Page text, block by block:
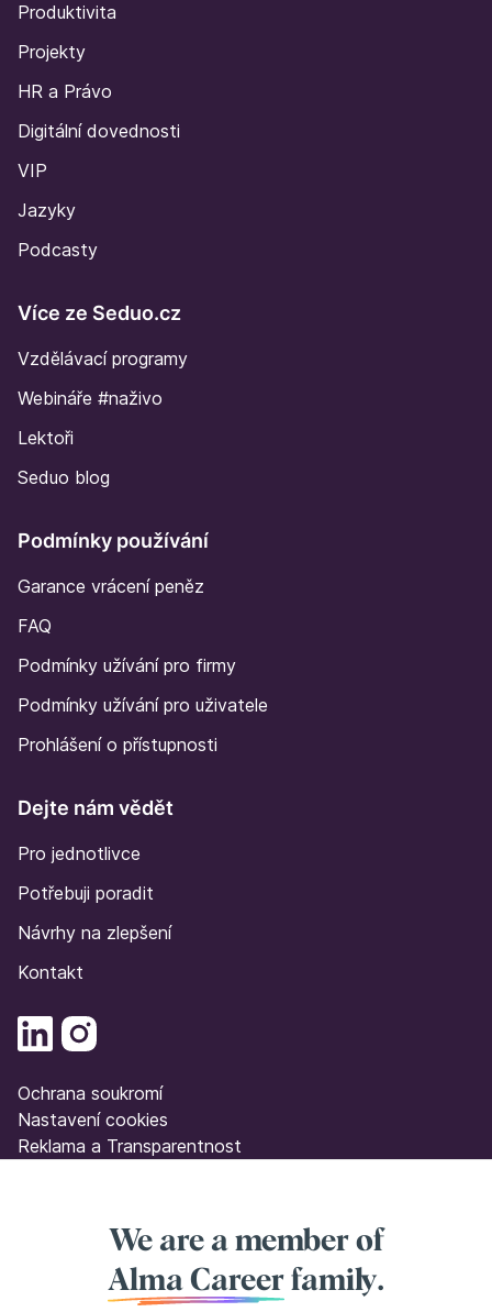
Produktivita
Projekty
HR a Právo
Digitální dovednosti
VIP
Jazyky
Podcasty
Více ze Seduo.cz
Vzdělávací programy
Webináře #naživo
Lektoři
Seduo blog
Podmínky používání
Garance vrácení peněz
FAQ
Podmínky užívání pro firmy
Podmínky užívání pro uživatele
Prohlášení o přístupnosti
Dejte nám vědět
Pro jednotlivce
Potřebuji poradit
Návrhy na zlepšení
Kontakt
Ochrana soukromí
Nastavení cookies
Reklama a Transparentnost
We are a member of
Alma Career family.